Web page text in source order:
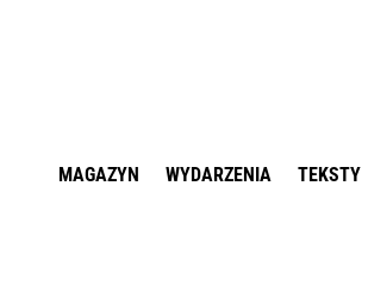
MAGAZYN WYDARZENIA TEKSTY